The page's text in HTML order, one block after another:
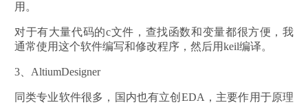
用。
对于有大量代码的c文件，查找函数和变量都很方便，我
通常使用这个软件编写和修改程序，然后用keil编译。
3、AltiumDesigner
同类专业软件很多，国内也有立创EDA，主要作用于原理